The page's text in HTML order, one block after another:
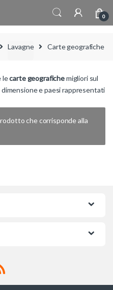
0
Lavagne Carte geografiche
lecarte geografichemigliori sul
e paesi rappresentati
che corrisponde alla